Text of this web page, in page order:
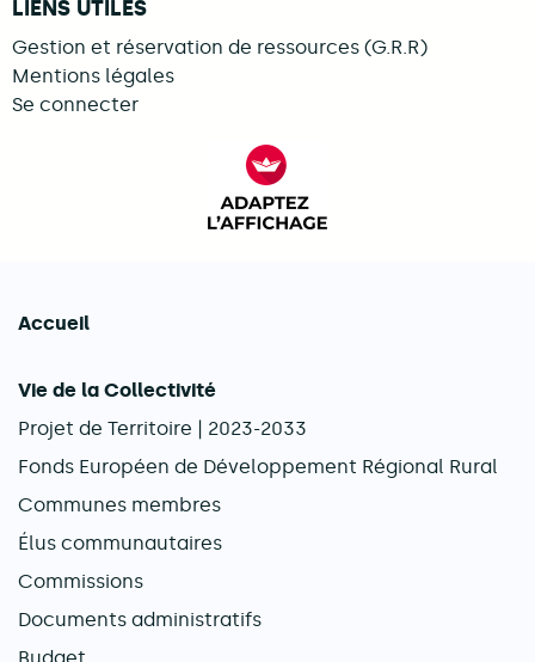
LIENS UTILES
Gestion et réservation de ressources (G.R.R)
Mentions légales
Se connecter
FACIL'iti : Adaptez
Accueil
Vie de la Collectivité
Projet de Territoire | 2023-2033
Fonds Européen de Développement Régional Rural
Communes membres
Élus communautaires
Commissions
Documents administratifs